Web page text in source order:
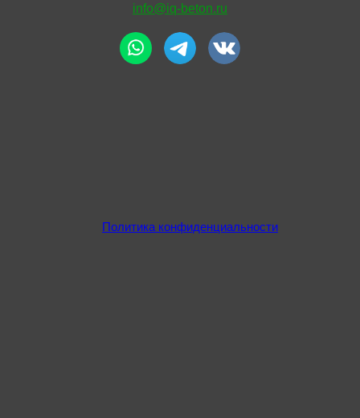
info@iq-beton.ru
Политика конфиденциальности